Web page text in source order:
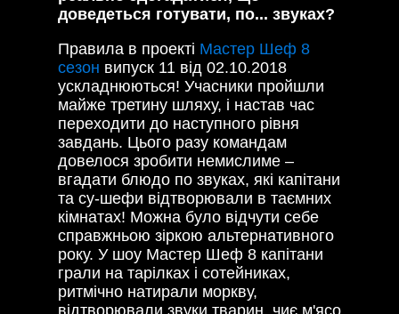
доведеться готувати, по... звуках?
Правила в проекті Мастер Шеф 8
сезон випуск 11 від 02.10.2018
ускладнюються! Учасники пройшли
майже третину шляху, і настав час
переходити до наступного рівня
завдань. Цього разу командам
довелося зробити немислиме –
вгадати блюдо по звуках, які капітани
та су-шефи відтворювали в таємних
кімнатах! Можна було відчути себе
справжньою зіркою альтернативного
року. У шоу Мастер Шеф 8 капітани
грали на тарілках і сотейниках,
ритмічно натирали моркву,
відтворювали звуки тварин, чиє м'ясо